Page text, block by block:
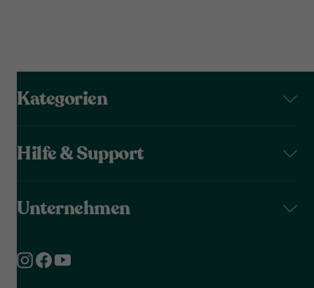
Kategorien
Hilfe & Support
Unternehmen